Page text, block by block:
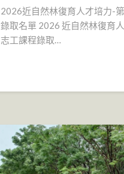
2026近自然林復育人才培力-
錄取名單 2026 近自然林復育
志工課程錄取…